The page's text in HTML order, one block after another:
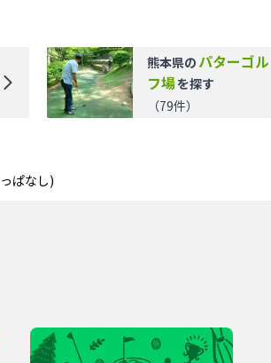
熊本県の パターゴル
フ場を探す
（79件）
ぱなし)